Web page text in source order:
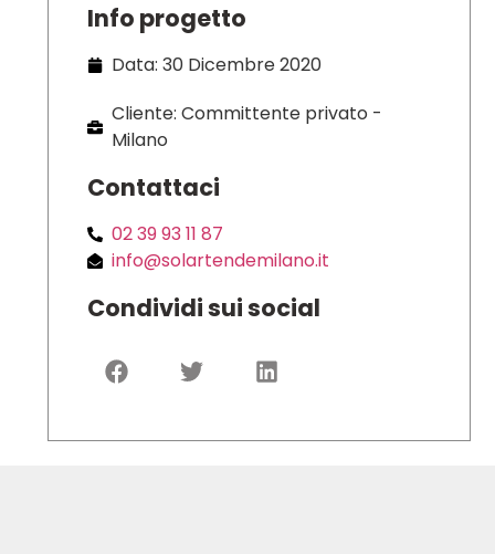
Info progetto
Data: 30 Dicembre 2020
Cliente: Committente privato -
Milano
Contattaci
02 39 93 11 87
info@solartendemilano.it
Condividi sui social